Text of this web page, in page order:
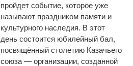
пройдет событие, которое уже
называют праздником памяти и
культурного наследия. В этот
день состоится юбилейный бал,
посвящённый столетию Казачьего
союза — организации, созданной